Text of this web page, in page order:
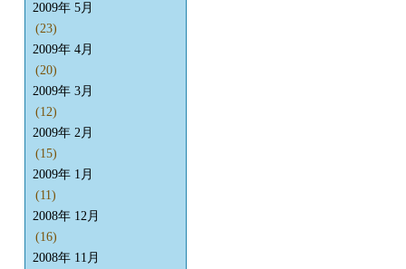
2009年 5月
(23)
2009年 4月
(20)
2009年 3月
(12)
2009年 2月
(15)
2009年 1月
(11)
2008年 12月
(16)
2008年 11月